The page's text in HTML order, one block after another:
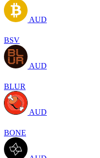
AUD
BSV
AUD
BLUR
AUD
BONE